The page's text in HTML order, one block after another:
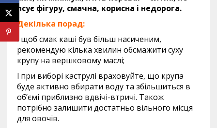
псує фігуру, смачна, корисна і недорога.
Декілька порад:
l щоб смак каші був більш насиченим,
рекомендую кілька хвилин обсмажити суху
крупу на вершковому маслі;
l при виборі каструлі враховуйте, що крупа
буде активно вбирати воду та збільшиться в
об’ємі приблизно вдвічі-втричі. Також
потрібно залишити достатньо вільного місця
для овочів.